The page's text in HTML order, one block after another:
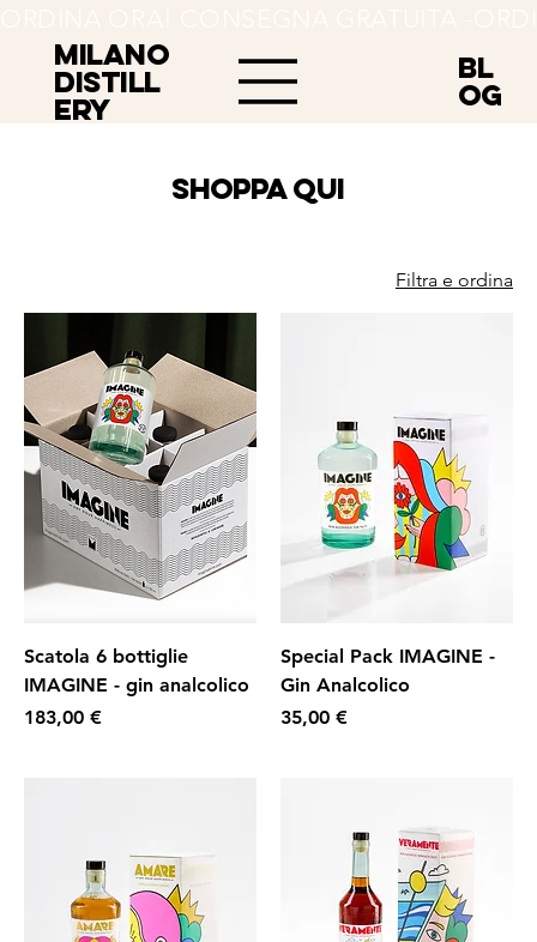
BL
OG
MILANO
Distill
ery
Filtra e ordina
Scatola 6 bottiglie
IMAGINE - gin analcolico
Prezzo
183,00 €
Special Pack IMAGINE -
Gin Analcolico
Prezzo
35,00 €
SHOPPA QUI